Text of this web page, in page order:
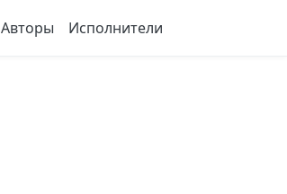
Авторы Исполнители